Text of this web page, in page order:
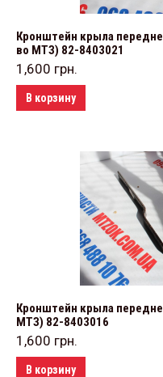
Кронштейн крыла
во МТЗ) 82-8403021
1,600 грн.
В корзину
Кронштейн крыла
МТЗ) 82-8403016
1,600 грн.
В корзину